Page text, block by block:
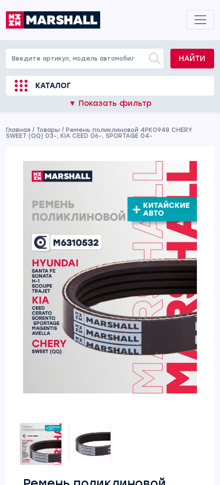
НАЙТИ
КАТАЛОГ
▼ Показать фильтр
Главная / Товары / Ремень поликлиновой 4PK0948 CHERY
SWEET (QQ) 03-; KIA CEED 06-, SPORTAGE 04-